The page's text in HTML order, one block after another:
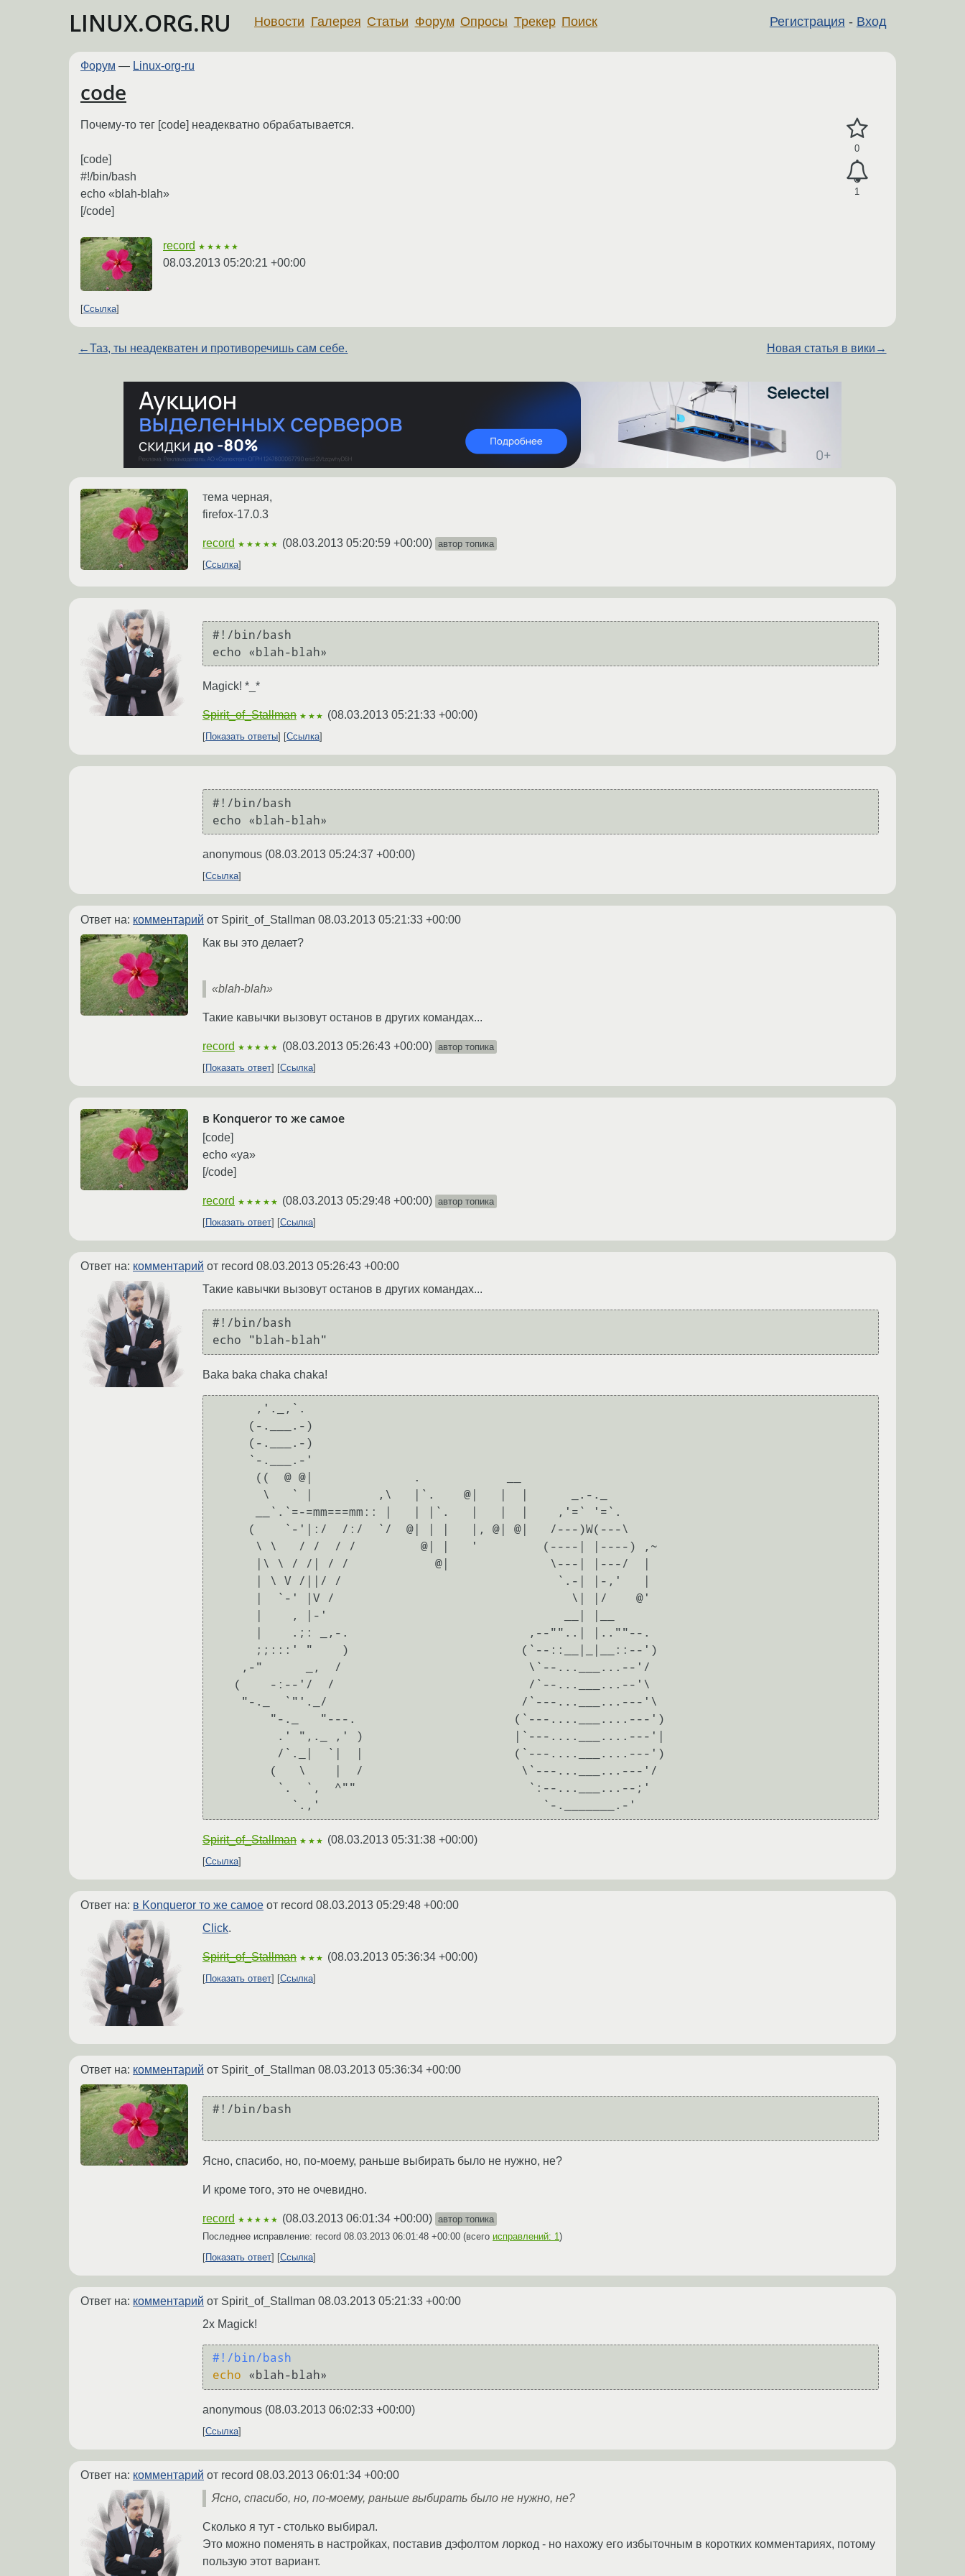
LINUX.ORG.RU Регистрация - Вход
Новости Галерея Статьи Форум Опросы Трекер Поиск
Форум — Linux-org-ru
code
0
1
Почему-то тег [code] неадекватно обрабатывается.
[code]
#!/bin/bash
echo «blah-blah»
[/code]
record ★★★★★
08.03.2013 05:20:21 +00:00
Ссылка
←Таз, ты неадекватен и противоречишь сам себе. Новая статья в вики →
тема черная,
firefox-17.0.3
record ★★★★★ (08.03.2013 05:20:59 +00:00) автор топика
Ссылка
#!/bin/bash
Magick! *_*
Spirit_of_Stallman ★★★ (08.03.2013 05:21:33 +00:00)
Показать ответы Ссылка
#!/bin/bash
anonymous (08.03.2013 05:24:37 +00:00)
Ссылка
Ответ на: комментарий от Spirit_of_Stallman 08.03.2013 05:21:33 +00:00
Как вы это делает?
«blah-blah»
Такие кавычки вызовут останов в других командах...
record ★★★★★ (08.03.2013 05:26:43 +00:00) автор топика
Показать ответ
Ссылка
в Konqueror то же самое
[code]
echo «ya»
[/code]
record ★★★★★ (08.03.2013 05:29:48 +00:00) автор топика
Показать ответ
Ссылка
Ответ на: комментарий от record 08.03.2013 05:26:43 +00:00
Такие кавычки вызовут останов в других командах...
#!/bin/bash
Baka baka chaka chaka!
Spirit_of_Stallman ★★★ (08.03.2013 05:31:38 +00:00)
Ссылка
Ответ на: в Konqueror то же самое от record 08.03.2013 05:29:48 +00:00
Click.
Spirit_of_Stallman ★★★ (08.03.2013 05:36:34 +00:00)
Показать ответ Ссылка
Ответ на: комментарий от Spirit_of_Stallman 08.03.2013 05:36:34 +00:00
#!/bin/bash
Ясно, спасибо, но, по-моему, раньше выбирать было не нужно, не?
И кроме того, это не очевидно.
record ★★★★★ (08.03.2013 06:01:34 +00:00) автор топика
Последнее исправление: record 08.03.2013 06:01:48 +00:00 (всего исправлений: 1 )
Показать ответ
Ссылка
Ответ на: комментарий от Spirit_of_Stallman 08.03.2013 05:21:33 +00:00
2x Magick!
#!/bin/bash
echo
anonymous (08.03.2013 06:02:33 +00:00)
Ссылка
Ответ на: комментарий от record 08.03.2013 06:01:34 +00:00
Ясно, спасибо, но, по-моему, раньше выбирать было не нужно, не?
Сколько я тут - столько выбирал.
Это можно поменять в настройках, поставив дэфолтом лоркод - но нахожу его избыточным в коротких комментариях, потому
пользую этот вариант.